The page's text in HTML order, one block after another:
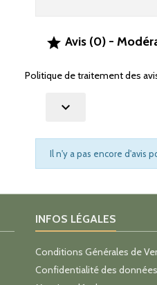
 Avis (0) -
Politique de traitement des

Il n'y a pas encore d'avis
INFOS LÉGALES
Conditions Générales de
Confidentialité des données